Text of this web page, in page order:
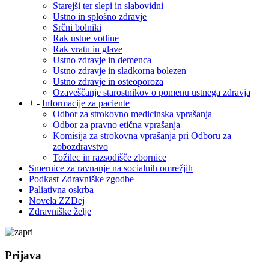
Starejši ter slepi in slabovidni
Ustno in splošno zdravje
Srčni bolniki
Rak ustne votline
Rak vratu in glave
Ustno zdravje in demenca
Ustno zdravje in sladkorna bolezen
Ustno zdravje in osteoporoza
Ozaveščanje starostnikov o pomenu ustnega zdravja
+ - Informacije za paciente
Odbor za strokovno medicinska vprašanja
Odbor za pravno etična vprašanja
Komisija za strokovna vprašanja pri Odboru za
zobozdravstvo
Tožilec in razsodišče zbornice
Smernice za ravnanje na socialnih omrežjih
Podkast Zdravniške zgodbe
Paliativna oskrba
Novela ZZDej
Zdravniške želje
Prijava